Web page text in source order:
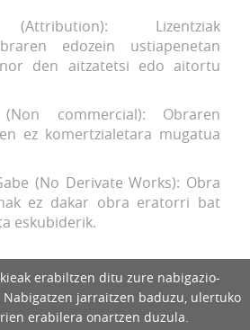
(Attribution): Lizentziak
edozein ustiapenetan
den aitzatetsi edo aitortu
commercial): Obraren
ez komertzialetara mugatua
(No Derivate Works): Obra
ez dakar obra eratorri bat
eskubiderik.
erabiltzen ditu zure nabigazio-
jarraitzen baduzu, ulertuko
erabilera onartzen duzula.